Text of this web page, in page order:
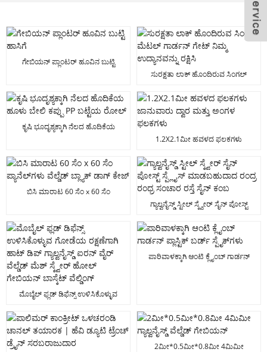
ಗೇಬಿಯನ್ ಪ್ಲಾಂಟರ್ ಹೂವಿನ ಬುಟ್ಟಿ
ಸುರಕ್ಷತಾ ಲಾಕ್ ಹೊಂದಿರುವ ಸಿಂಗಲ್
ರಕ್ಷಿಸಿ
ಕೃಷಿ ಭೂದೃಶ್ಯಕ್ಕಾಗಿ ನೆಲದ ಹೊದಿಕೆಯ
1.2X2.1ಮೀ ಹವಳದ ಫಲಕಗಳು
ಬಿಸಿ ಮಾರಾಟ 60 ಸೆಂ x 60 ಸೆಂ
ಗ್ಯಾಲ್ವನೈಸ್ಡ್ ಸ್ಟೀಲ್ ಸ್ಕ್ವೇರ್ ಸೈನ್ ಪೋಸ್ಟ್
ಸಂಚಾರ ರಸ್ತೆ ಸೈನ್ ಕಂಬ
ಮೊಬೈಲ್ ಫ್ಲಡ್ ಡಿಫೆನ್ಸ್ ಉಳಿಸಿಕೊಳ್ಳುವ
ಗ್ಯಾಲ್ವನೈಸ್ಡ್ ಐರನ್ ವೈರ್ ವೆಲ್ಡೆಡ್ ಮೆಶ್
ಸ್ಕ್ವೇರ್ ಹೋಲ್ ಗೇಬಿಯನ್ ಬಾಸ್ಕೆಟ್
ವೆಲ್ಡಿಂಗ್
ಪಾರಿವಾಳಕ್ಕಾಗಿ ಆಂಟಿ ಕ್ಲೈಂಬ್ ಗಾರ್ಡನ್
2ಮೀ*0.5ಮೀ*0.8ಮೀ 4ಮಿಮೀ